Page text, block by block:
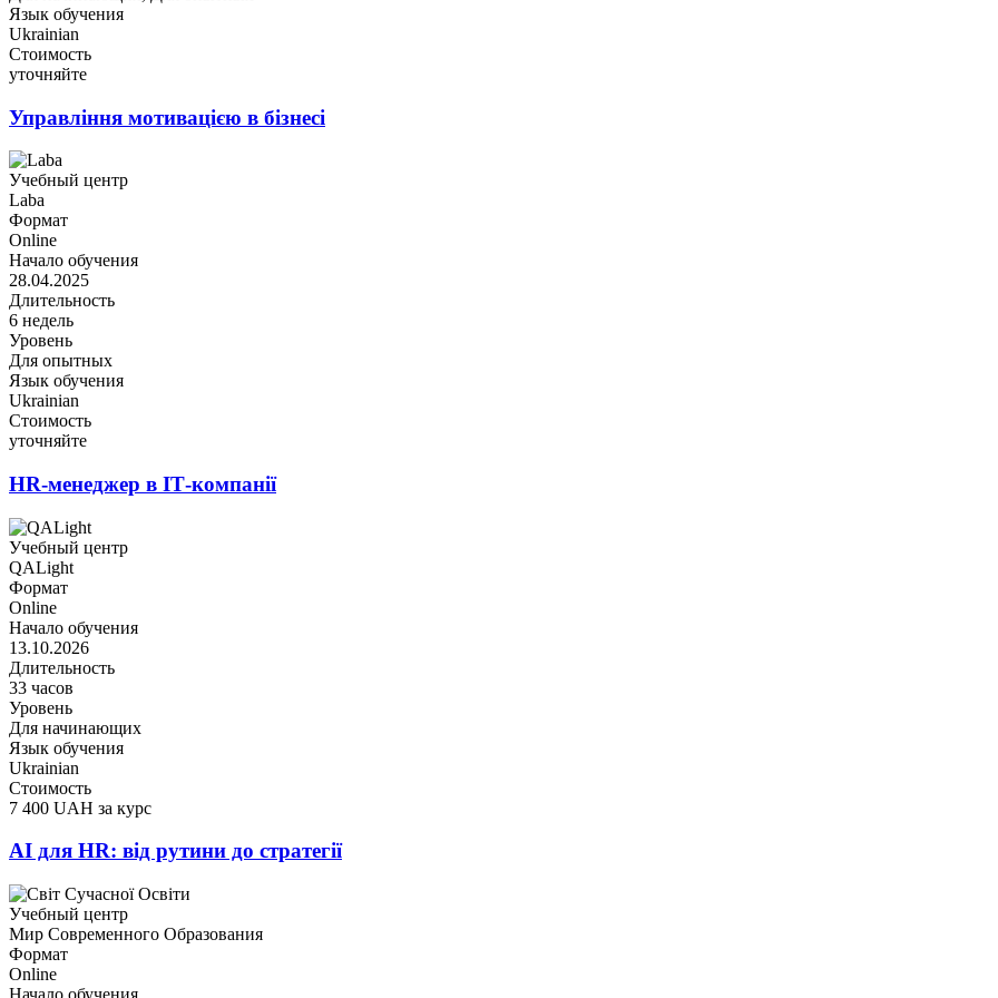
Язык обучения
Ukrainian
Стоимость
уточняйте
Управління мотивацією в бізнесі
Учебный центр
Laba
Формат
Online
Начало обучения
28.04.2025
Длительность
6 недель
Уровень
Для опытных
Язык обучения
Ukrainian
Стоимость
уточняйте
HR-менеджер в ІТ-компанії
Учебный центр
QALight
Формат
Online
Начало обучения
13.10.2026
Длительность
33 часов
Уровень
Для начинающих
Язык обучения
Ukrainian
Стоимость
7 400 UAH за курс
AI для HR: від рутини до стратегії
Учебный центр
Мир Современного Образования
Формат
Online